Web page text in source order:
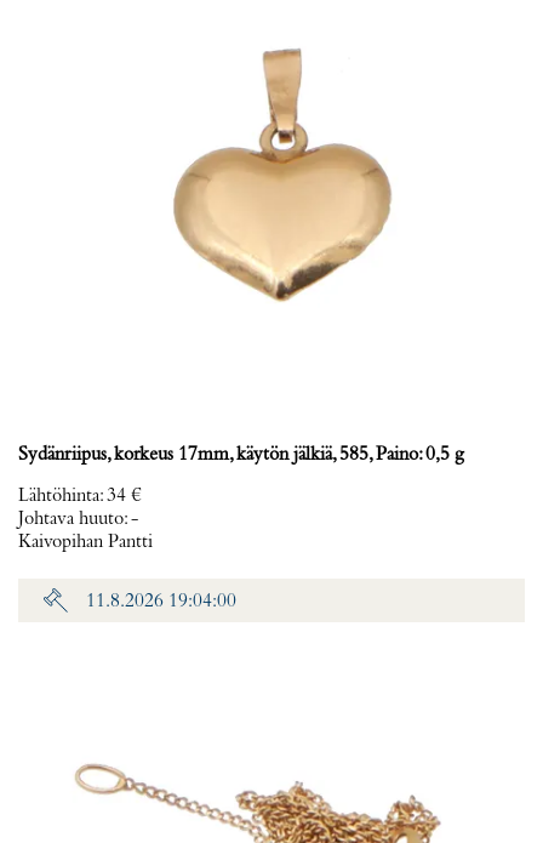
Sydänriipus, korkeus 17mm, käytön jälkiä, 585, Paino: 0,5 g
Lähtöhinta:34 €
Johtava huuto:-
Kaivopihan Pantti
11.8.2026 19:04:00